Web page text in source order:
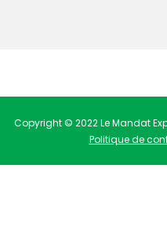
Copyright © 2022 Le Mandat
Politique de